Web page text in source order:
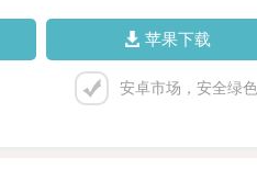
苹果下载
安卓市场，安全绿色